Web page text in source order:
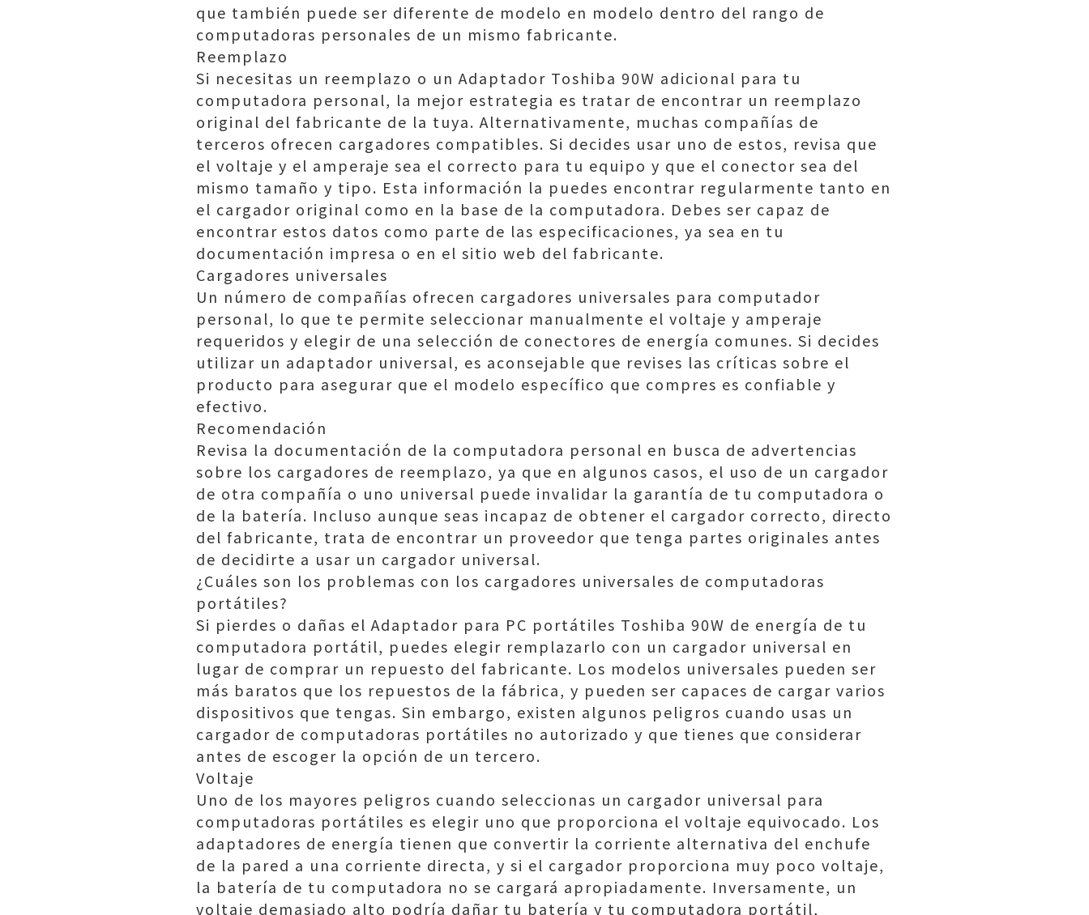
que también puede ser diferente de modelo en modelo dentro del rango de
computadoras personales de un mismo fabricante.
Reemplazo
Si necesitas un reemplazo o un Adaptador Toshiba 90W adicional para tu
computadora personal, la mejor estrategia es tratar de encontrar un reemplazo
original del fabricante de la tuya. Alternativamente, muchas compañías de
terceros ofrecen cargadores compatibles. Si decides usar uno de estos, revisa que
el voltaje y el amperaje sea el correcto para tu equipo y que el conector sea del
mismo tamaño y tipo. Esta información la puedes encontrar regularmente tanto en
el cargador original como en la base de la computadora. Debes ser capaz de
encontrar estos datos como parte de las especificaciones, ya sea en tu
documentación impresa o en el sitio web del fabricante.
Cargadores universales
Un número de compañías ofrecen cargadores universales para computador
personal, lo que te permite seleccionar manualmente el voltaje y amperaje
requeridos y elegir de una selección de conectores de energía comunes. Si decides
utilizar un adaptador universal, es aconsejable que revises las críticas sobre el
producto para asegurar que el modelo específico que compres es confiable y
efectivo.
Recomendación
Revisa la documentación de la computadora personal en busca de advertencias
sobre los cargadores de reemplazo, ya que en algunos casos, el uso de un cargador
de otra compañía o uno universal puede invalidar la garantía de tu computadora o
de la batería. Incluso aunque seas incapaz de obtener el cargador correcto, directo
del fabricante, trata de encontrar un proveedor que tenga partes originales antes
de decidirte a usar un cargador universal.
¿Cuáles son los problemas con los cargadores universales de computadoras
portátiles?
Si pierdes o dañas el Adaptador para PC portátiles Toshiba 90W de energía de tu
computadora portátil, puedes elegir remplazarlo con un cargador universal en
lugar de comprar un repuesto del fabricante. Los modelos universales pueden ser
más baratos que los repuestos de la fábrica, y pueden ser capaces de cargar varios
dispositivos que tengas. Sin embargo, existen algunos peligros cuando usas un
cargador de computadoras portátiles no autorizado y que tienes que considerar
antes de escoger la opción de un tercero.
Voltaje
Uno de los mayores peligros cuando seleccionas un cargador universal para
computadoras portátiles es elegir uno que proporciona el voltaje equivocado. Los
adaptadores de energía tienen que convertir la corriente alternativa del enchufe
de la pared a una corriente directa, y si el cargador proporciona muy poco voltaje,
la batería de tu computadora no se cargará apropiadamente. Inversamente, un
voltaje demasiado alto podría dañar tu batería y tu computadora portátil,